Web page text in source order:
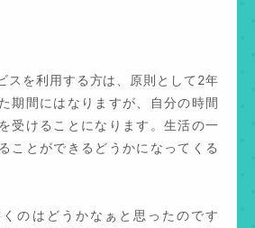
スを利用する方は、原則として2年
期間にはなりますが、自分の時間
受けることになります。生活の一
ことができるどうかになってくる
のはどうかなぁと思ったのです